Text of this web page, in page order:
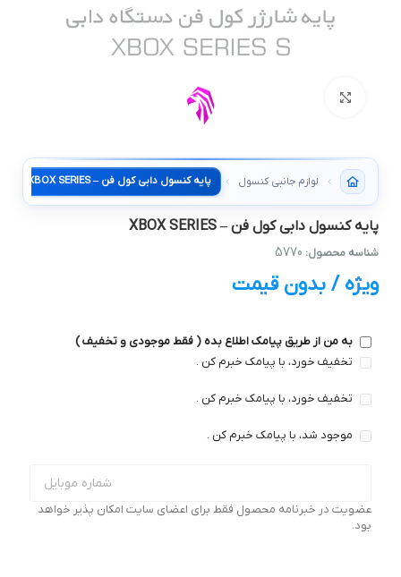
لوازم جانبی کنسول پایه کنسول دابی کول فن – XBOX SERIES
پایه کنسول دابی کول فن – XBOX SERIES
شناسه محصول: 5770
ویژه / بدون قیمت
به من از طریق پیامک اطلاع بده ( فقط موجودی و تخفیف )
تخفیف خورد، با پیامک خبرم کن .
تخفیف خورد، با پیامک خبرم کن .
موجود شد، با پیامک خبرم کن .
عضویت در خبرنامه محصول فقط برای اعضای سایت امکان پذیر خواهد
بود.